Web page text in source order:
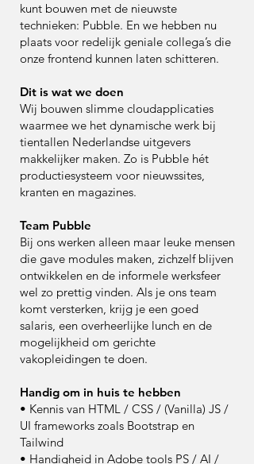
kunt bouwen met de nieuwste
technieken: Pubble. En we hebben nu
plaats voor redelijk geniale collega’s die
onze frontend kunnen laten schitteren.
Dit is wat we doen
Wij bouwen slimme cloudapplicaties
waarmee we het dynamische werk bij
tientallen Nederlandse uitgevers
makkelijker maken. Zo is Pubble hét
productiesysteem voor nieuwssites,
kranten en magazines.
Team Pubble
Bij ons werken alleen maar leuke mensen
die gave modules maken, zichzelf blijven
ontwikkelen en de informele werksfeer
wel zo prettig vinden. Als je ons team
komt versterken, krijg je een goed
salaris, een overheerlijke lunch en de
mogelijkheid om gerichte
vakopleidingen te doen.
Handig om in huis te hebben
• Kennis van HTML / CSS / (Vanilla) JS /
UI frameworks zoals Bootstrap en
Tailwind
• Handigheid in Adobe tools PS / AI /